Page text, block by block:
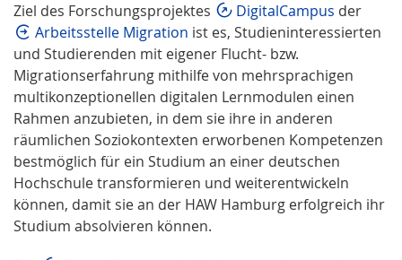
Ziel des Forschungsprojektes DigitalCampus der
Arbeitsstelle Migration ist es, Studieninteressierten
und Studierenden mit eigener Flucht- bzw.
Migrationserfahrung mithilfe von mehrsprachigen
multikonzeptionellen digitalen Lernmodulen einen
Rahmen anzubieten, in dem sie ihre in anderen
räumlichen Soziokontexten erworbenen Kompetenzen
bestmöglich für ein Studium an einer deutschen
Hochschule transformieren und weiterentwickeln
können, damit sie an der HAW Hamburg erfolgreich ihr
Studium absolvieren können.